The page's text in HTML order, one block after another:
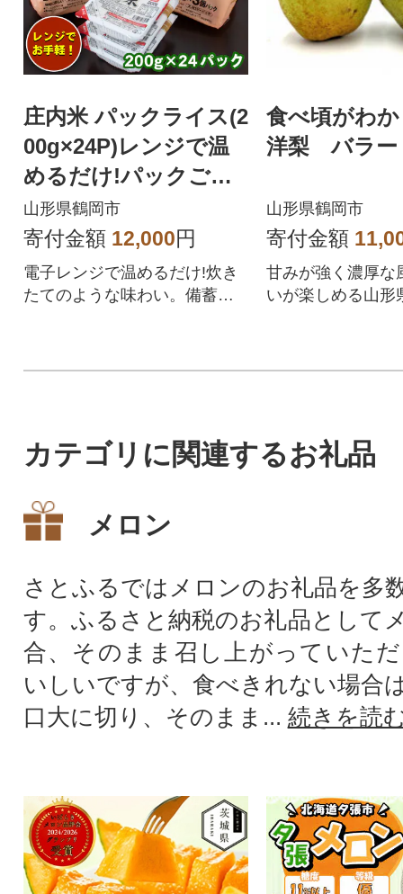
庄内米 パックライス(2
00g×24P)レンジで温
めるだけ!パックご
飯 災害備蓄用に最適!
山形県鶴岡市
寄付金額 12,000円
電子レンジで温めるだけ!炊き
たてのような味わい。備蓄や
食べ頃がわ
洋梨 バラ
山形県鶴岡市
寄付金額
甘みが強く濃厚な
いが楽しめる山形
カテゴリに関連するお礼品
メロン
さとふるではメロンのお礼品を多
す。ふるさと納税のお礼品として
合、そのまま召し上がっていた
いしいですが、食べきれない場合
口大に切り、そのまま... 続きを読